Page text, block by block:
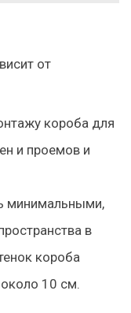
от
короба для
и проемов и
минимальными,
в
короба
10 см.